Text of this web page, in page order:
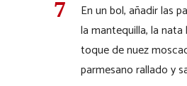
En un bol, añadir las
la mantequilla, la nata
toque de nuez
parmesano rallado y